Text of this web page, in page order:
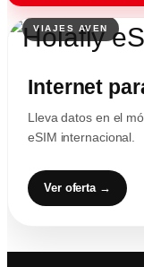
Internet
Lleva datos en el
eSIM internacional.
Ver oferta →